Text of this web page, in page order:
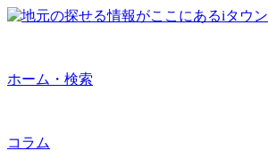
ホーム・検索
コラム